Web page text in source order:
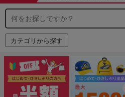
カテゴリから探す